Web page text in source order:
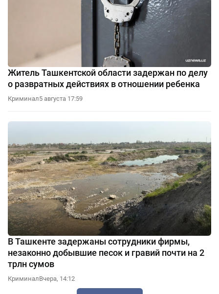
Житель Ташкентской области задержан по делу
о развратных действиях в отношении ребенка
Криминал5 августа 17:59
В Ташкенте задержаны сотрудники фирмы,
незаконно добывшие песок и гравий почти на 2
трлн сумов
КриминалВчера, 14:12